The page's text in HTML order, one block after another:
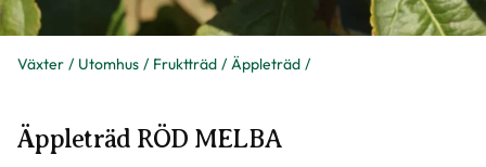
Växter Utomhus Fruktträd Äppleträd
Äppleträd RÖD MELBA